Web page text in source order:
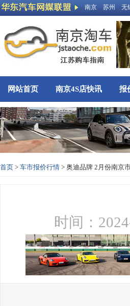
南京 苏州 无
网站首页 南京4S店快讯 报
首页 > 车市报价行情 > 奥迪品牌 2月份南京
时间：